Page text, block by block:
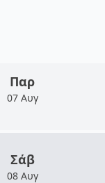
Παρ
07 Αυγ
Σάβ
08 Αυγ